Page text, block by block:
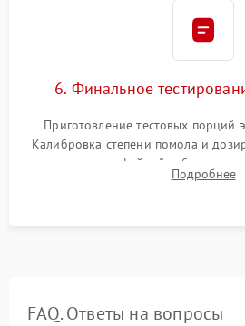
6. Финальное
Приготовление тестовых порций
Калибровка степени помола и
плотности кофейной таблетки,
качества молочной пены. Контроль
Подробнее
FAQ. Ответы на вопросы